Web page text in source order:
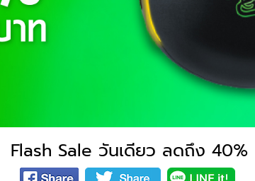
Flash Sale วันเดียว ลดถึง 40%